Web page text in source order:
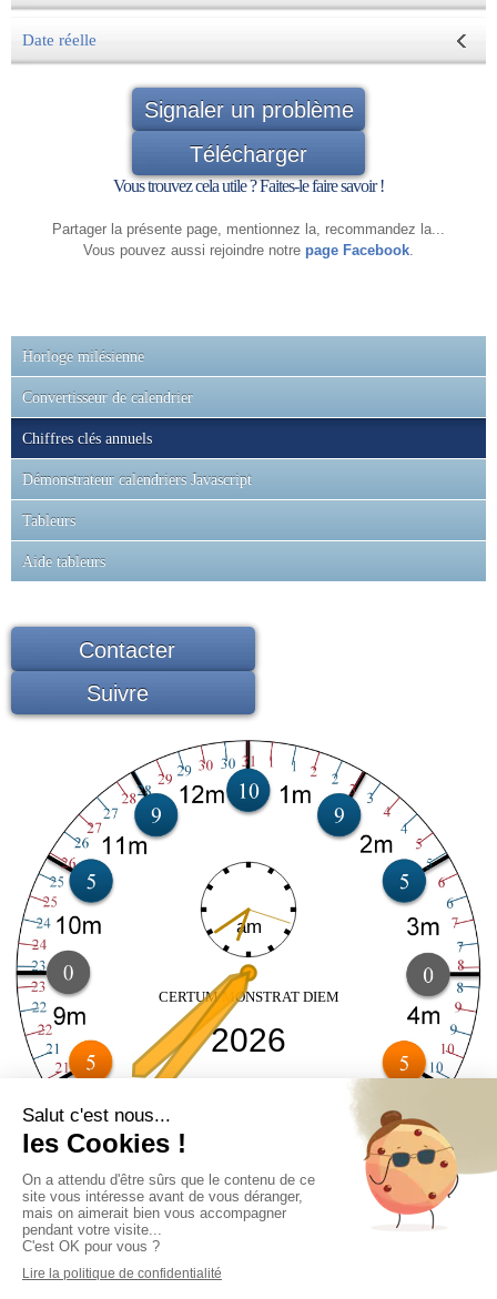
Horloge milésienne
Convertisseur de calendrier
Chiffres clés annuels
Démonstrateur calendriers Javascript
Tableurs
Aide tableurs
Contacter
Suivre
CERTUM MONSTRAT DIEM
2026
am
Date réelle
Signaler un problème
Télécharger
Vous trouvez cela utile ? Faites-le faire savoir !
Partager la présente page, mentionnez la, recommandez la...
Vous pouvez aussi rejoindre notre page Facebook.
Copyright © Miletus 2026
Mentions Légales